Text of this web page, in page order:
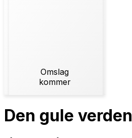
Omslag
kommer
Den gule verden